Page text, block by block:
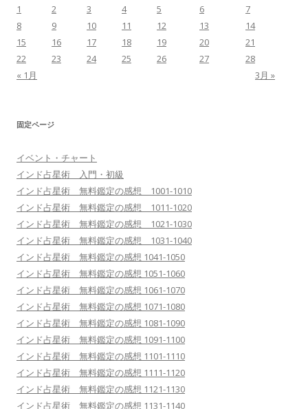
« 1月 3月 »
1 2 3 4 5 6
7
8
9 10 11 12 13
14
15
16 17 18 19 20
21
22
23 24 25 26 27 28
固定ページ
イベント・チャート
インド占星術 入門・初級
インド占星術 無料鑑定の感想 1001-1010
インド占星術 無料鑑定の感想 1011-1020
インド占星術 無料鑑定の感想 1021-1030
インド占星術 無料鑑定の感想 1031-1040
インド占星術 無料鑑定の感想 1041-1050
インド占星術 無料鑑定の感想 1051-1060
インド占星術 無料鑑定の感想 1061-1070
インド占星術 無料鑑定の感想 1071-1080
インド占星術 無料鑑定の感想 1081-1090
インド占星術 無料鑑定の感想 1091-1100
インド占星術 無料鑑定の感想 1101-1110
インド占星術 無料鑑定の感想 1111-1120
インド占星術 無料鑑定の感想 1121-1130
インド占星術 無料鑑定の感想 1131-1140